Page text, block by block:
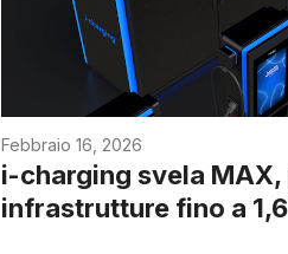
Febbraio 16, 2026
i-charging svela
infrastrutture fino a